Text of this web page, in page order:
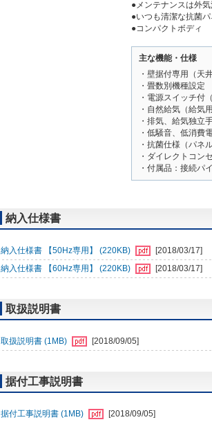
●メンテナンスは外
●いつも清潔な抗菌
●コンパクトボディ
主な機能・仕様
・壁据付専用（天
・畳数別機種設定
・電源スイッチ付
・自然給気（給気
・排気、給気独立
・低騒音、低消費
・抗菌仕様（パネ
・ダイレクトコン
・付属品：接続パ
納入仕様書
納入仕様書 【50Hz専用】 (220KB)
[2018/03/17]
納入仕様書 【60Hz専用】 (220KB)
[2018/03/17]
取扱説明書
取扱説明書 (1MB) [2018/09/05]
据付工事説明書
据付工事説明書 (1MB) [2018/09/05]